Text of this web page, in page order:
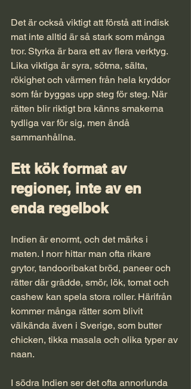
Det är också viktigt att förstå att indisk
mat inte alltid är så stark som många
tror. Styrka är bara ett av flera verktyg.
Lika viktiga är syra, sötma, sälta,
rökighet och värmen från hela kryddor
som får byggas upp steg för steg. När
rätten blir riktigt bra känns smakerna
tydliga var för sig, men ändå
sammanhållna.
Ett kök format av
regioner, inte av en
enda regelbok
Indien är enormt, och det märks i
maten. I norr hittar man ofta rikare
grytor, tandooribakat bröd, paneer och
rätter där grädde, smör, lök, tomat och
cashew kan spela stora roller. Härifrån
kommer många rätter som blivit
välkända även i Sverige, som butter
chicken, tikka masala och olika typer av
naan.
I södra Indien ser det ofta annorlunda